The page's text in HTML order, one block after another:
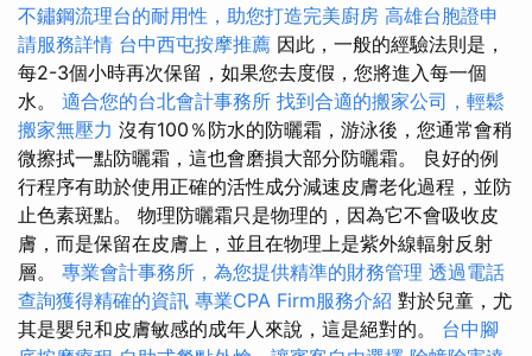
不鏽鋼流理台的耐用性，助您打造完美廚房 高雄台胞證申
請服務詳情 台中西屯按摩推薦 因此，一般的經驗法則是，
每2-3個小時再次保留，如果您去度假，您將進入每一個
水。 適合您的台北會計事務所 找到合適的搬家公司，輕鬆
搬家無壓力 沒有100％防水的防曬霜，游泳後，您通常會稍
微擦拭一點防曬霜，這也會磨損大部分防曬霜。 良好的例
行程序有助於使用正確的活性成分減速皮膚老化過程，並防
止色素斑點。 物理防曬霜只是物理的，因為它不會吸收皮
膚，而是保留在皮膚上，並且在物理上是紫外線輻射反射
層。 專業會計事務所，為您提供精準的財務管理 透過電話
查詢獲得精確的資訊 專業CPA Firm服務介紹 對於兒童，尤
其是嬰兒和皮膚敏感的成年人來說，這是絕對的。 台中腳